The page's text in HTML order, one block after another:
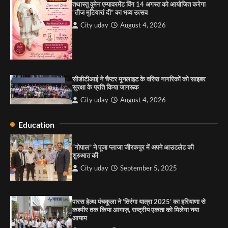
3
सरकारी आदर्श उच्च विद्यालय, सैक्टर 34-सी, चण्डीगढ़ में
कार्यक्रम आयोजित
4
राहुल गाँधी ने खाई है वैश्विक मंच पर भारत को कमजोर करने
की कसम: देवशाली
City uday August 6, 2025
तथास्तु वूमेन एम्पावरमेंट विंग 14 अगस्त को आयोजित करेगा
“तीज मुटियारां दी” का भव्य उत्सव
City uday August 4, 2026
सीडीटीआई ने चैप्टर मूनलाइट के वरिष्ठ नागरिकों को साइबर
सुरक्षा के प्रति किया जागरूक
City uday August 4, 2026
Education
“गोपाल” ने पूजा प्लाजा जीरकपुर में अपने आउटलेट की
शुरुआत की
City uday September 5, 2025
पारस हेल्थ पंचकूला ने ‘तिरंगा यात्रा 2025’ का हरियाणा से
कश्मीर तक किया आगाज़, राष्ट्रीय एकता को मिलेगा नया
आयाम